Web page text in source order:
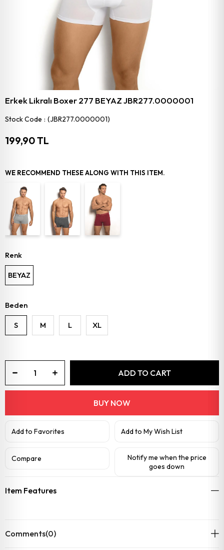
Erkek Likralı Boxer 277 BEYAZ JBR277.0000001
Stock Code (JBR277.0000001)
199,90 TL
WE RECOMMEND THESE ALONG WITH THIS ITEM.
Renk
BEYAZ
Beden
S M L XL
Add to Favorites Add to My Wish List
Compare
Notify me when the price
goes down
Item Features
Comments(0)